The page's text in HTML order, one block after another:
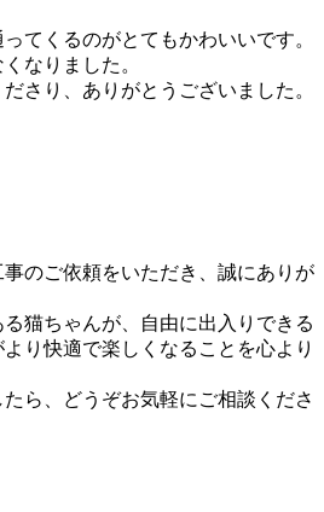
てくるのがとてもかわいいです。
なりました。
さり、ありがとうございました。
のご依頼をいただき、誠にありが
猫ちゃんが、自由に出入りできる
り快適で楽しくなることを心より
ら、どうぞお気軽にご相談くださ